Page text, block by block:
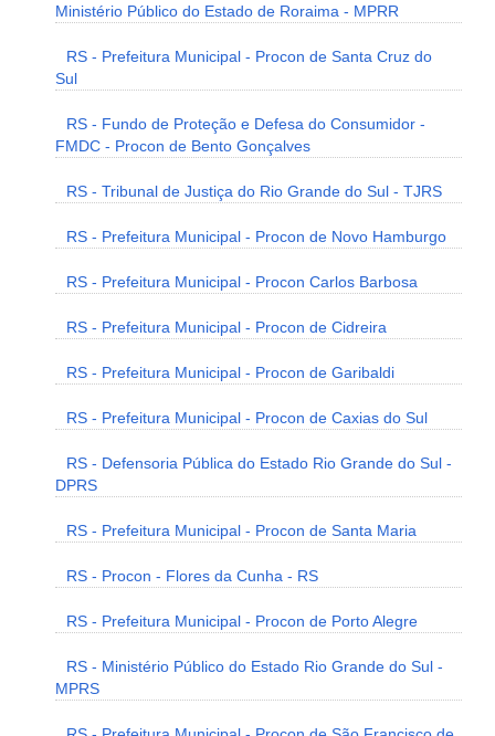
Ministério Público do Estado de Roraima - MPRR
RS - Prefeitura Municipal - Procon de Santa Cruz do
Sul
RS - Fundo de Proteção e Defesa do Consumidor -
FMDC - Procon de Bento Gonçalves
RS - Tribunal de Justiça do Rio Grande do Sul - TJRS
RS - Prefeitura Municipal - Procon de Novo Hamburgo
RS - Prefeitura Municipal - Procon Carlos Barbosa
RS - Prefeitura Municipal - Procon de Cidreira
RS - Prefeitura Municipal - Procon de Garibaldi
RS - Prefeitura Municipal - Procon de Caxias do Sul
RS - Defensoria Pública do Estado Rio Grande do Sul -
DPRS
RS - Prefeitura Municipal - Procon de Santa Maria
RS - Procon - Flores da Cunha - RS
RS - Prefeitura Municipal - Procon de Porto Alegre
RS - Ministério Público do Estado Rio Grande do Sul -
MPRS